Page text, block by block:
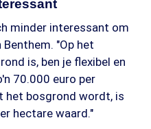
minder interessant om
"Op het
is, ben je flexibel en
70.000 euro per
het bosgrond wordt, is
hectare waard."